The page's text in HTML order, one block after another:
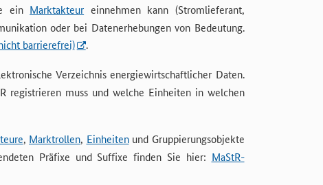
ein Marktakteur einnehmen kann (Stromlieferant,
oder bei Datenerhebungen von Bedeutung.
barrierefrei) .
Verzeichnis energiewirtschaftlicher Daten.
registrieren muss und welche Einheiten in welchen
, Marktrollen, Einheitenund Gruppierungsobjekte
Präfixe und Suffixe finden Sie hier: MaStR-